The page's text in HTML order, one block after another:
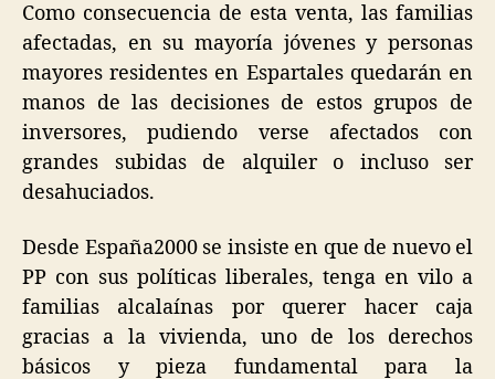
Como consecuencia de esta venta, las familias
afectadas, en su mayoría jóvenes y personas
mayores residentes en Espartales quedarán en
manos de las decisiones de estos grupos de
inversores, pudiendo verse afectados con
grandes subidas de alquiler o incluso ser
desahuciados.
Desde España2000 se insiste en que de nuevo el
PP con sus políticas liberales, tenga en vilo a
familias alcalaínas por querer hacer caja
gracias a la vivienda, uno de los derechos
básicos y pieza fundamental para la